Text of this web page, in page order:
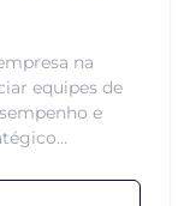
na
equipes de
e